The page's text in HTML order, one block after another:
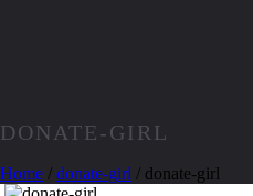
DONATE-GIRL
Home / donate-girl / donate-girl